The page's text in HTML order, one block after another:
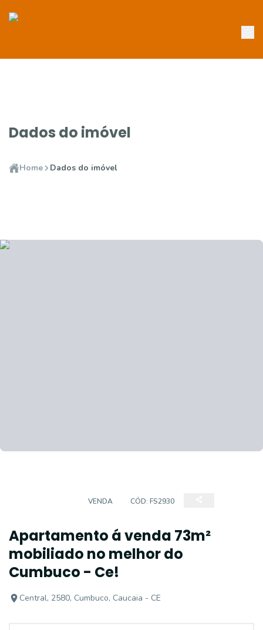
Dados do imóvel
Home Dados do imóvel
VENDA CÓD: FS2930
Apartamento á venda 73m²
mobiliado no melhor do
Cumbuco - Ce!
Central, 2580, Cumbuco, Caucaia - CE